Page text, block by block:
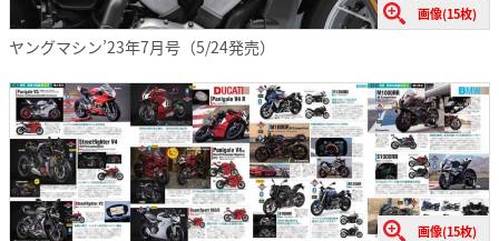
画像(15枚)
ヤングマシン’23年7月号（5/24発売）
画像(15枚)